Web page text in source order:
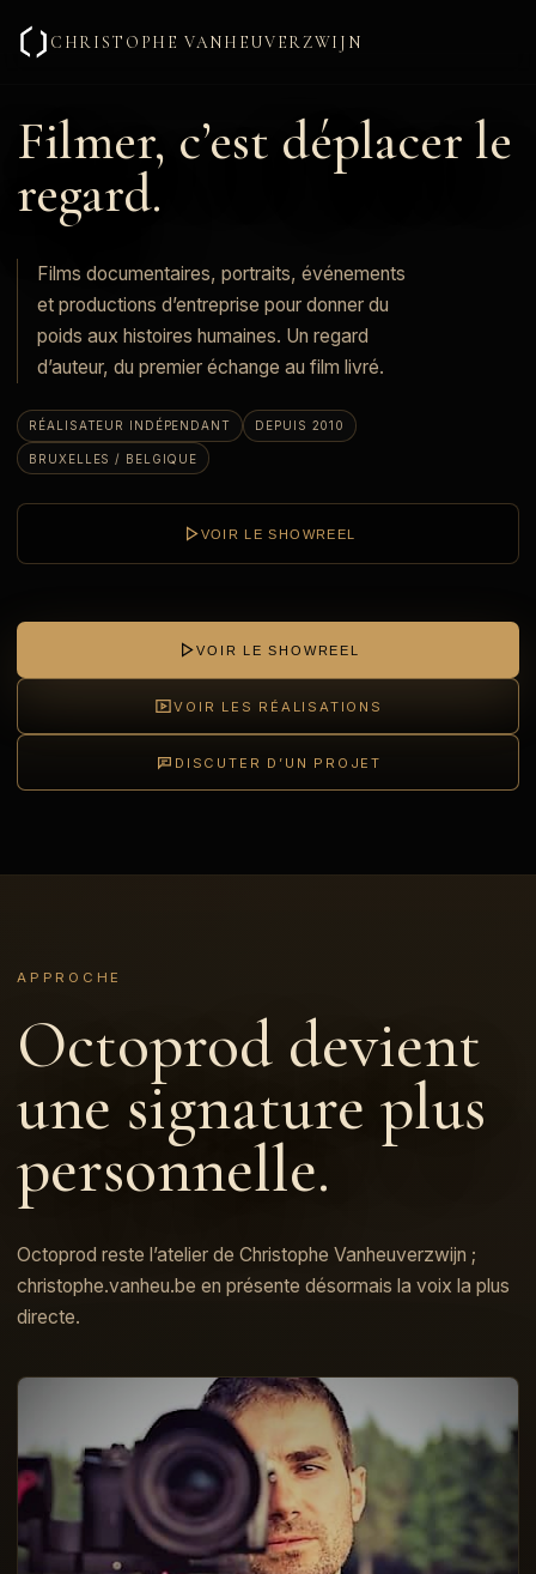
CHRISTOPHE VANHEUVERZWIJN
Filmer, c’est déplacer le
regard.
Films documentaires, portraits, événements
et productions d’entreprise pour donner du
poids aux histoires humaines. Un regard
d’auteur, du premier échange au film livré.
RÉALISATEUR INDÉPENDANT DEPUIS 2010
BRUXELLES / BELGIQUE
VOIR LE SHOWREEL
VOIR LE SHOWREEL
VOIR LES RÉALISATIONS
DISCUTER D’UN PROJET
APPROCHE
Octoprod devient
une signature plus
personnelle.
Octoprod reste l’atelier de Christophe Vanheuverzwijn ;
christophe.vanheu.be en présente désormais la voix la plus
directe.